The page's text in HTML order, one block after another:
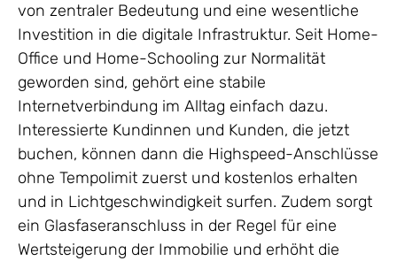
von zentraler Bedeutung und eine wesentliche
Investition in die digitale Infrastruktur. Seit Home-
Office und Home-Schooling zur Normalität
geworden sind, gehört eine stabile
Internetverbindung im Alltag einfach dazu.
Interessierte Kundinnen und Kunden, die jetzt
buchen, können dann die Highspeed-Anschlüsse
ohne Tempolimit zuerst und kostenlos erhalten
und in Lichtgeschwindigkeit surfen. Zudem sorgt
ein Glasfaseranschluss in der Regel für eine
Wertsteigerung der Immobilie und erhöht die